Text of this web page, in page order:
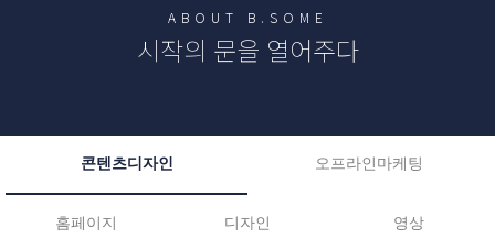
ABOUT B.SOME
시작의 문을 열어주다
콘텐츠디자인 오프라인마케팅
홈페이지 디자인 영상